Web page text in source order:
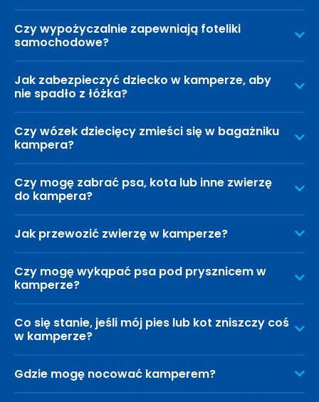
Czy wypożyczalnie zapewniają foteliki
samochodowe?
Jak zabezpieczyć dziecko w kamperze, aby
nie spadło z łóżka?
Czy wózek dziecięcy zmieści się w bagażniku
kampera?
Czy mogę zabrać psa, kota lub inne zwierzę
do kampera?
Jak przewozić zwierzę w kamperze?
Czy mogę wykąpać psa pod prysznicem w
kamperze?
Co się stanie, jeśli mój pies lub kot zniszczy coś
w kamperze?
Gdzie mogę nocować kamperem?